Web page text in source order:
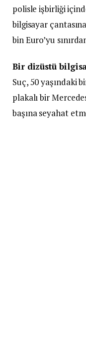
polisle işbirliği
bilgisayar
bin Euro’yu
Bir dizüstü
Suç, 50 yaşındaki
plakalı bir
başına seyahat